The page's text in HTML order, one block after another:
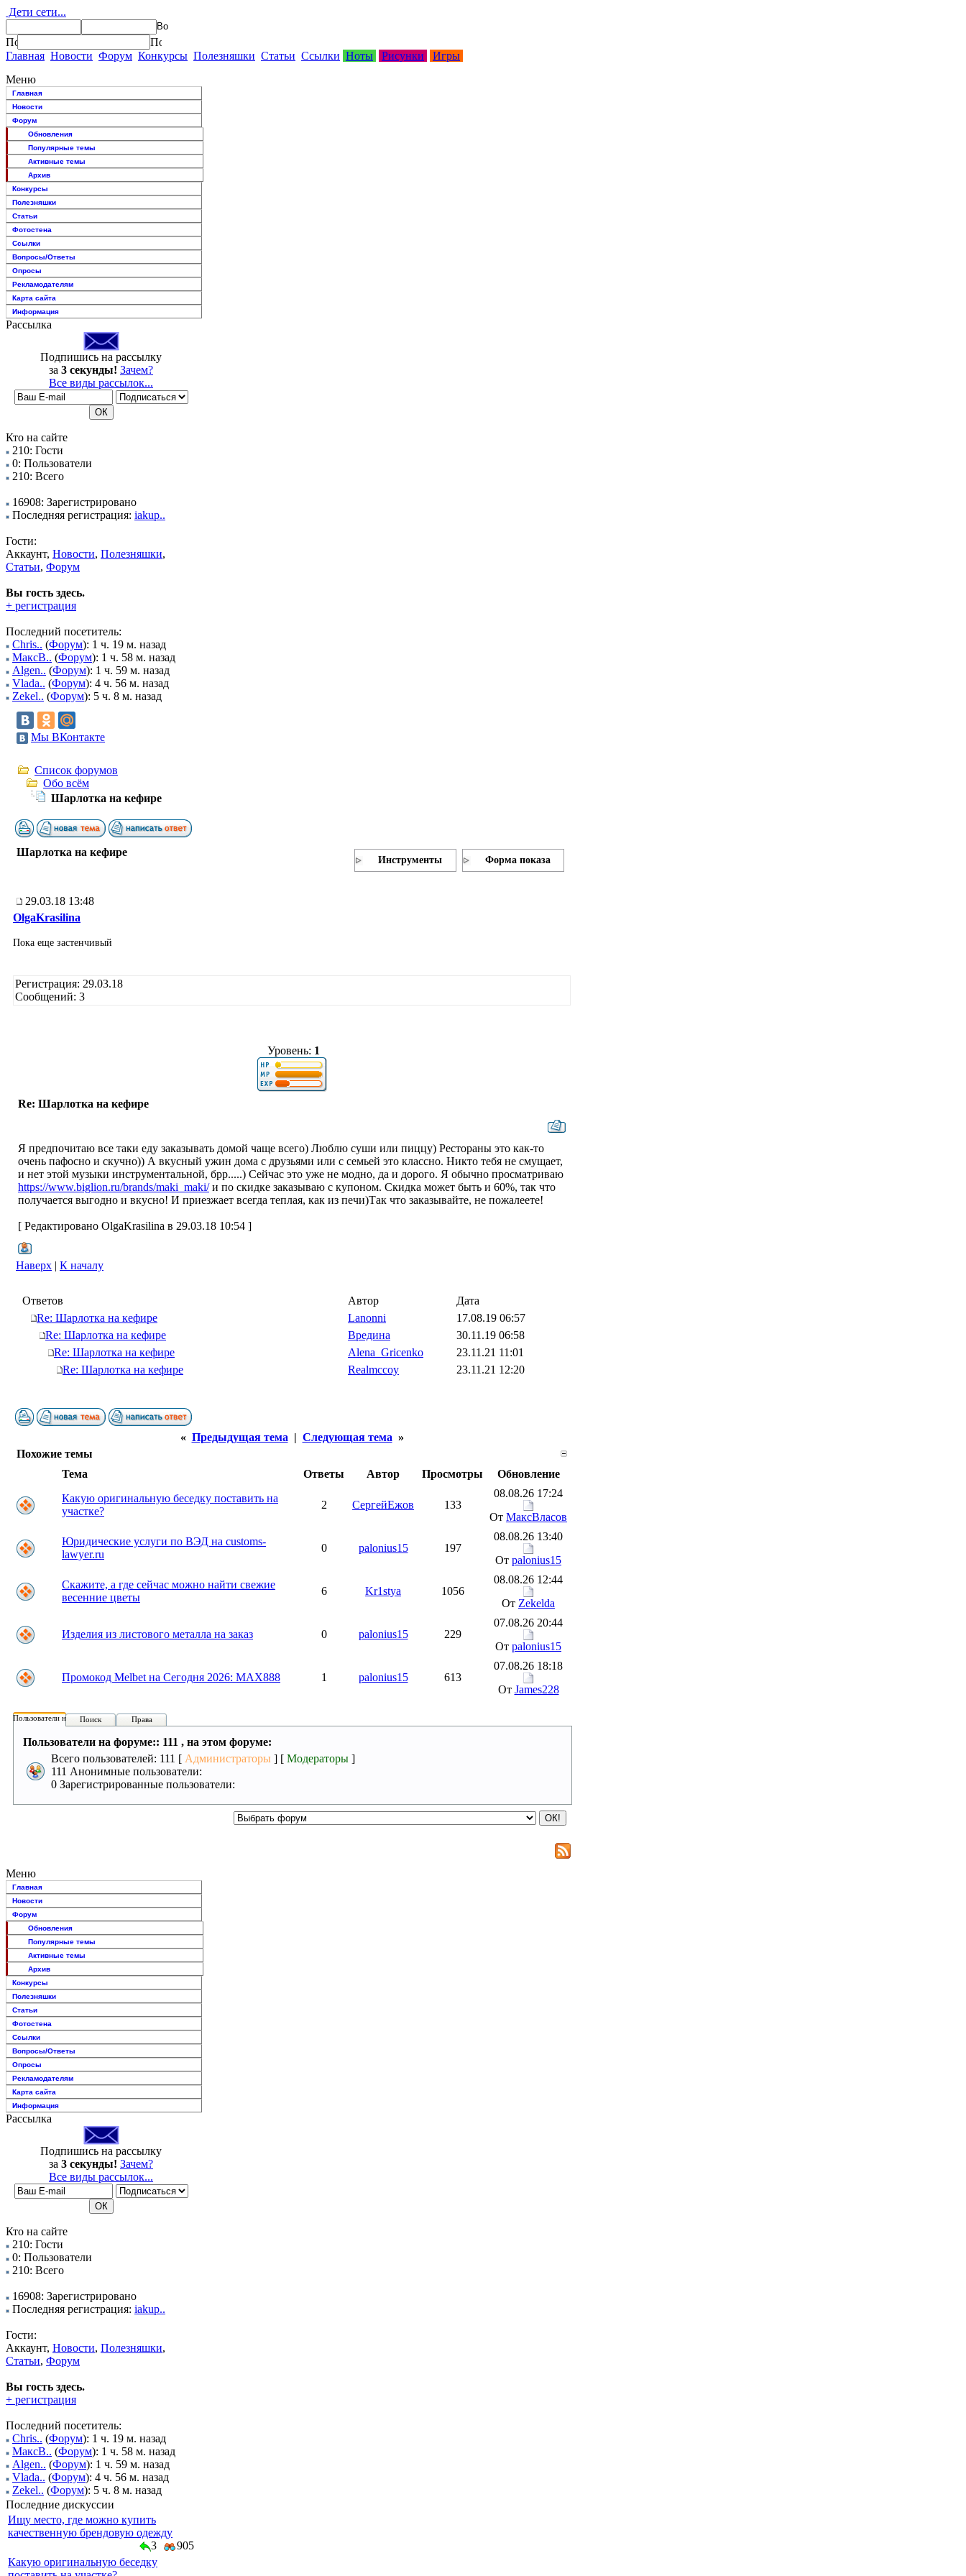
Дети сети...
Главная Новости Форум Конкурсы Полезняшки Статьи Ссылки Ноты Рисунки
Игры
Меню
Главная
Новости
Форум
Обновления
Популярные темы
Активные темы
Архив
Конкурсы
Полезняшки
Статьи
Фотостена
Ссылки
Вопросы/Ответы
Опросы
Рекламодателям
Карта сайта
Информация
Рассылка
Подпишись на рассылку
за 3 секунды! Зачем?
Все виды рассылок...
Кто на сайте
210: Гости
0: Пользователи
210: Всего
16908: Зарегистрировано
Последняя регистрация: iakup..
Гости:
Аккаунт, Новости, Полезняшки,
Статьи, Форум
Вы гость здесь.
+ регистрация
Последний посетитель:
Chris.. (Форум): 1 ч. 19 м. назад
МаксВ.. (Форум): 1 ч. 58 м. назад
Algen.. (Форум): 1 ч. 59 м. назад
Vlada.. (Форум): 4 ч. 56 м. назад
Zekel.. (Форум): 5 ч. 8 м. назад
Мы ВКонтакте
Список форумов
Обо всём
Шарлотка на кефире
Шарлотка на кефире
Инструменты Форма показа
29.03.18 13:48
OlgaKrasilina
Пока еще застенчивый
Регистрация: 29.03.18
Сообщений: 3
Уровень: 1
Re: Шарлотка на кефире
Я предпочитаю все таки еду заказывать домой чаще всего) Люблю суши или пиццу) Рестораны это как-то
очень пафосно и скучно)) А вкусный ужин дома с друзьями или с семьей это классно. Никто тебя не смущает,
и нет этой музыки инструментальной, брр.....) Сейчас это уже не модно, да и дорого. Я обычно просматриваю
https://www.biglion.ru/brands/maki_maki/и по скидке заказываю с купоном. Скидка может быть и 60%, так что
получается выгодно и вкусно! И приезжает всегда теплая, как из печи)Так что заказывайте, не пожалеете!
[ Редактировано OlgaKrasilina в 29.03.18 10:54 ]
Наверх | К началу
Ответов Автор
Дата
Re: Шарлотка на кефире
Lanonni
17.08.19 06:57
Re: Шарлотка на кефире
Вредина
30.11.19 06:58
Re: Шарлотка на кефире
Alena_Gricenko
23.11.21 11:01
Re: Шарлотка на кефире
Realmccoy 23.11.21 12:20
« Предыдущая тема | Следующая тема »
Похожие темы
Тема
Ответы Автор Просмотры
Обновление
Какую оригинальную беседку поставить на
участке?
2 СергейЕжов 133
08.08.26 17:24
От МаксВласов
Юридические услуги по ВЭД на customs-
lawyer.ru
0 palonius15 197
08.08.26 13:40
От palonius15
Скажите, а где сейчас можно найти свежие
весенние цветы
6 Kr1stya 1056
08.08.26 12:44
От Zekelda
Изделия из листового металла на заказ 0 palonius15 229
07.08.26 20:44
От palonius15
Промокод Melbet на Сегодня 2026: MAX888 1 palonius15 613
07.08.26 18:18
От James228
Пользователи на форуме:
Поиск Права
Пользователи на форуме:: 111 , на этом форуме:
Всего пользователей: 111 [ Администраторы ] [ Модераторы ]
111 Анонимные пользователи:
0 Зарегистрированные пользователи:
Меню
Главная
Новости
Форум
Обновления
Популярные темы
Активные темы
Архив
Конкурсы
Полезняшки
Статьи
Фотостена
Ссылки
Вопросы/Ответы
Опросы
Рекламодателям
Карта сайта
Информация
Рассылка
Подпишись на рассылку
за 3 секунды! Зачем?
Все виды рассылок...
Кто на сайте
210: Гости
0: Пользователи
210: Всего
16908: Зарегистрировано
Последняя регистрация: iakup..
Гости:
Аккаунт, Новости, Полезняшки,
Статьи, Форум
Вы гость здесь.
+ регистрация
Последний посетитель:
Chris.. (Форум): 1 ч. 19 м. назад
МаксВ.. (Форум): 1 ч. 58 м. назад
Algen.. (Форум): 1 ч. 59 м. назад
Vlada.. (Форум): 4 ч. 56 м. назад
Zekel.. (Форум): 5 ч. 8 м. назад
Последние дискуссии
Ищу место, где можно купить
качественную брендовую одежду
3
905
Какую оригинальную беседку